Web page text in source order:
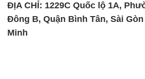
ĐỊA CHỈ: 1229C Quốc lộ 1A,
Đông B, Quận Bình Tân, Sài Gòn
Minh